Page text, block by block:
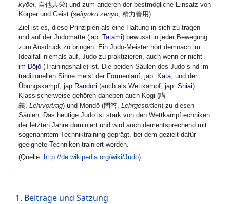
kyōei, 自他共栄) und zum anderen der bestmögliche Einsatz von
Körper und Geist (seiryoku zenyō, 精力善用).
Ziel ist es, diese Prinzipien als eine Haltung in sich zu tragen
und auf der Judomatte (jap. Tatami) bewusst in jeder Bewegung
zum Ausdruck zu bringen. Ein Judo-Meister hört demnach im
Idealfall niemals auf, Judo zu praktizieren, auch wenn er nicht
im Dōjō (Trainingshalle) ist. Die beiden Säulen des Judo sind im
traditionellen Sinne meist der Formenlauf, jap. Kata , und der
Übungskampf, jap. Randori (auch als Wettkampf, jap. Shiai).
Klassischerweise gehören daneben auch Kogi (講
義 Lehrvortrag) und Mondō (問答 Lehrgespräch) zu diesen
Säulen. Das heutige Judo ist stark von den Wettkampftechniken
der letzten Jahre dominiert und wird auch dementsprechend mit
sogenanntem Techniktraining geprägt, bei dem gezielt dafür
geeignete Techniken trainiert werden.
(Quelle: http://de.wikipedia.org/wiki/Judo)
Beiträge und Satzung